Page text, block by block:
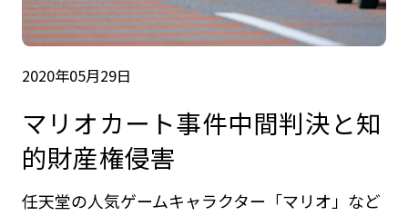
2020年05月29日
マリオカート事件中間判決と知
的財産権侵害
任天堂の人気ゲームキャラクター「マリオ」など